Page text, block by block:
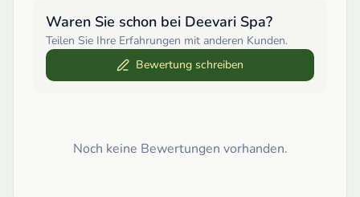
Waren Sie schon bei Deevari Spa?
Teilen Sie Ihre Erfahrungen mit anderen Kunden.
Bewertung schreiben
Noch keine Bewertungen vorhanden.